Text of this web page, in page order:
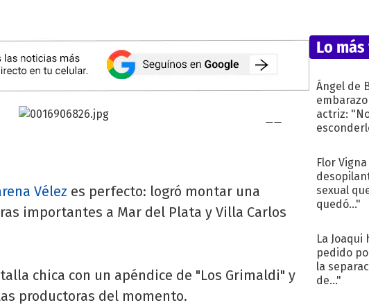
Vélez es perfecto: logró montar una
importantes a Mar del Plata y Villa Carlos
chica con un apéndice de "Los Grimaldi" y
productoras del momento.
Lo
Ángel de
actriz:
Flor
sexual
quedó..."
La
pedido
la
de..."